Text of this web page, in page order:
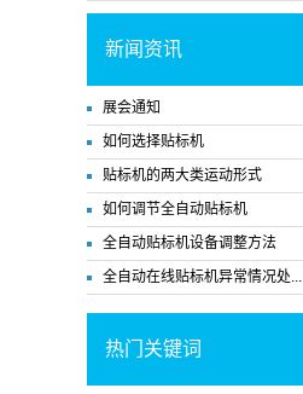
新闻资讯
展会通知
如何选择贴标机
贴标机的两大类运动形式
如何调节全自动贴标机
全自动贴标机设备调整方法
全自动在线贴标机异常情况处...
热门关键词